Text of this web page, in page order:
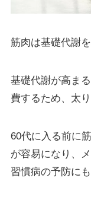
筋肉は基礎代謝
基礎代謝が高ま
費するため、太
60代に入る前に
が容易になり、
習慣病の予防に